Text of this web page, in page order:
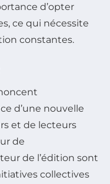
d’opter
ce qui nécessite
constantes.
d’une nouvelle
et de lecteurs
de
de l’édition sont
collectives